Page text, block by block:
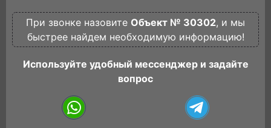
При звонке назовите Объект № 30302, и мы
быстрее найдем необходимую информацию!
Используйте удобный мессенджер и задайте
вопрос